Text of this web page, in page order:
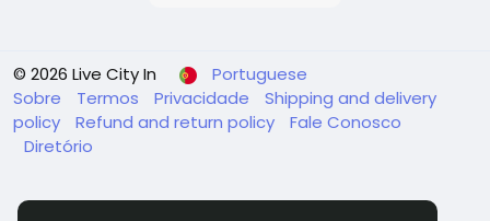
© 2026 Live City In
Portuguese
Sobre
Termos Privacidade
Shipping and delivery
policy
Refund and return policy
Fale Conosco
Diretório